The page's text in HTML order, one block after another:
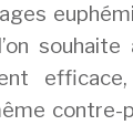
souhaite
contre-